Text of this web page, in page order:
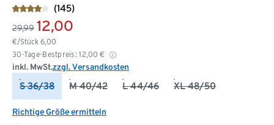
(145)
29,99 12,00
€/Stück 6,00
30-Tage-Bestpreis: 12,00 €
inkl. MwSt.zzgl. Versandkosten
S 36/38 M 40/42 L 44/46 XL 48/50
Richtige Größe ermitteln